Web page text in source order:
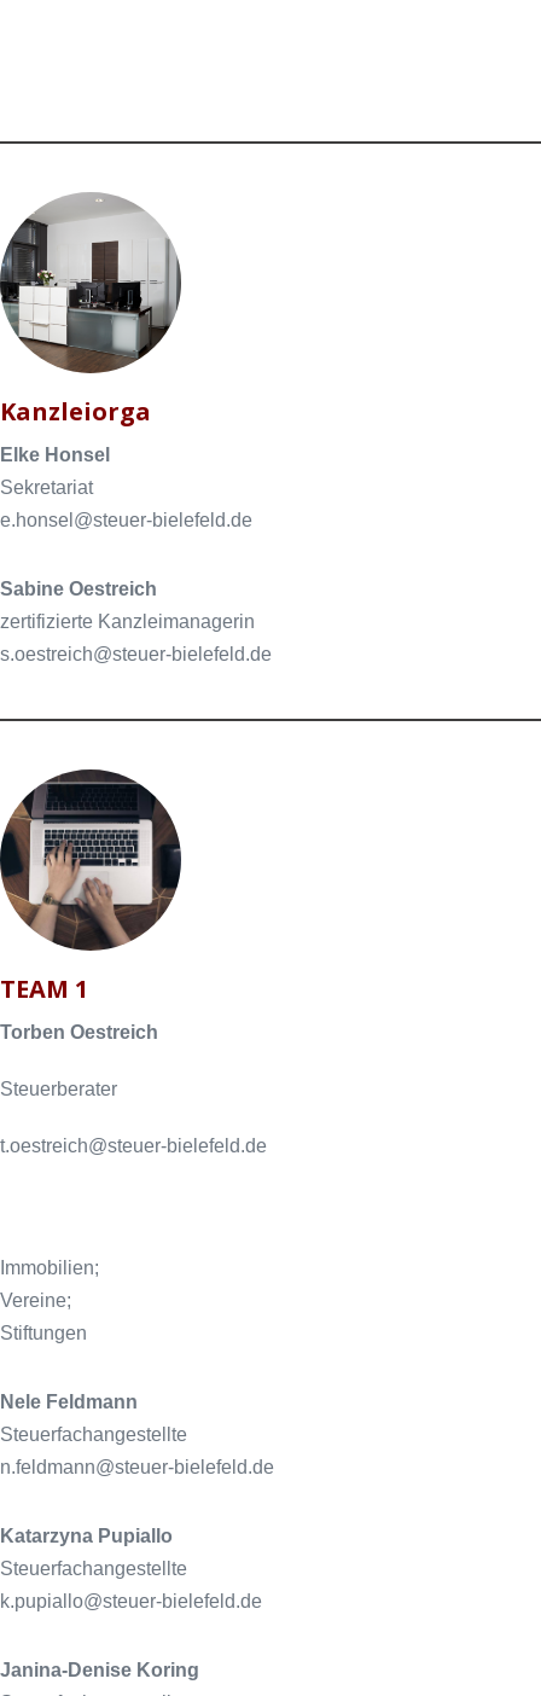
Kanzleiorga
Elke Honsel
Sekretariat
e.honsel@steuer-bielefeld.de
Sabine Oestreich
zertifizierte Kanzleimanagerin
s.oestreich@steuer-bielefeld.de
TEAM 1
Torben Oestreich
Steuerberater
t.oestreich@steuer-bielefeld.de
Immobilien;
Vereine;
Stiftungen
Nele Feldmann
Steuerfachangestellte
n.feldmann@steuer-bielefeld.de
Katarzyna Pupiallo
Steuerfachangestellte
k.pupiallo@steuer-bielefeld.de
Janina-Denise Koring